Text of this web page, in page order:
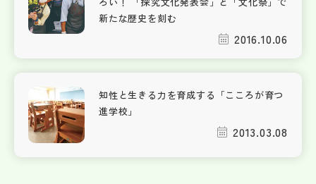
新たな歴史を刻む
2016.10.06
知性と生きる力を育成する「こころが育つ
進学校」
2013.03.08